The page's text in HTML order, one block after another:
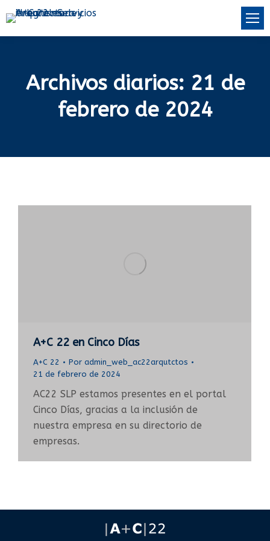
Archivos diarios: 21 de
febrero de 2024
A+C 22 en Cinco Días
A+C 22 Por admin_web_ac22arqutctos
21 de febrero de 2024
AC22 SLP estamos presentes en el portal
Cinco Días, gracias a la inclusión de
nuestra empresa en su directorio de
empresas.